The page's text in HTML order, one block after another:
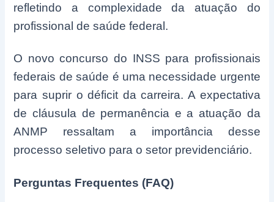
refletindo a complexidade da atuação do
profissional de saúde federal.
O novo concurso do INSS para profissionais
federais de saúde é uma necessidade urgente
para suprir o déficit da carreira. A expectativa
de cláusula de permanência e a atuação da
ANMP ressaltam a importância desse
processo seletivo para o setor previdenciário.
Perguntas Frequentes (FAQ)